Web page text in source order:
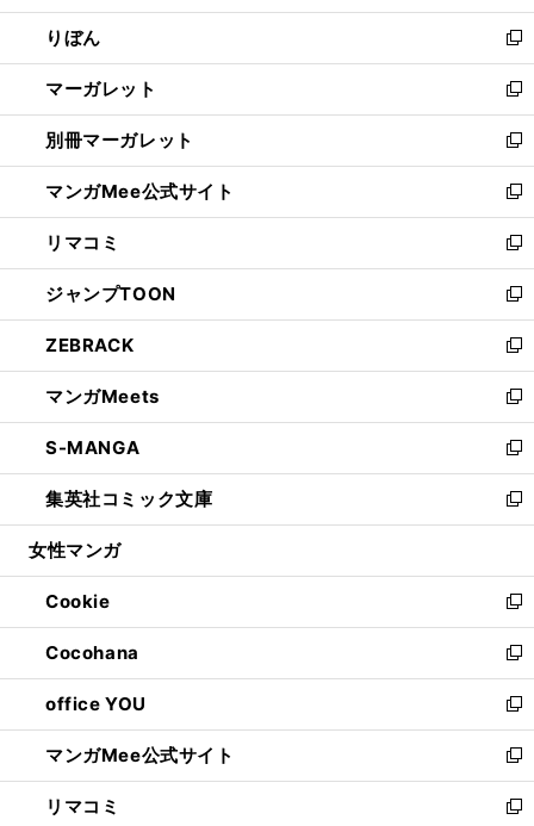
開
く
ウ
で
開
く
ン
ド
ウ
で
開
く
ウ
ィ
ン
ド
ウ
で
開
く
りぼん
新
し
い
ウ
ィ
ン
ド
ウ
で
開
く
マーガレット
新
し
い
ウ
ィ
ン
ド
ウ
で
開
く
別冊マーガレット
新
し
い
ウ
ィ
ン
ド
ウ
で
開
く
マンガMee公式サイト
新
し
い
ウ
ィ
ン
ド
ウ
で
開
く
リマコミ
新
し
い
ウ
ィ
ン
ド
ウ
で
開
く
ジャンプTOON
新
し
い
ウ
ィ
ン
ド
ウ
で
開
ZEBRACK
新
し
い
ウ
ィ
ン
ド
ウ
開
く
マンガMeets
新
し
い
ウ
ィ
ン
ウ
で
開
く
S-MANGA
新
し
い
ウ
ン
ド
ウ
で
開
く
集英社コミック文庫
新
し
ウ
ィ
ン
ド
ウ
で
開
く
女性マンガ
Cookie
新
し
い
ウ
ィ
ン
ド
ウ
で
Cocohana
新
し
い
ウ
ィ
ン
ド
office YOU
新
し
い
ウ
ィ
マンガMee公式サイト
新
し
い
リマコミ 新